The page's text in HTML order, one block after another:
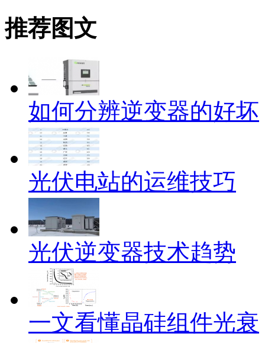
推荐图文
如何分辨逆变器的好坏
光伏电站的运维技巧
光伏逆变器技术趋势
一文看懂晶硅组件光衰